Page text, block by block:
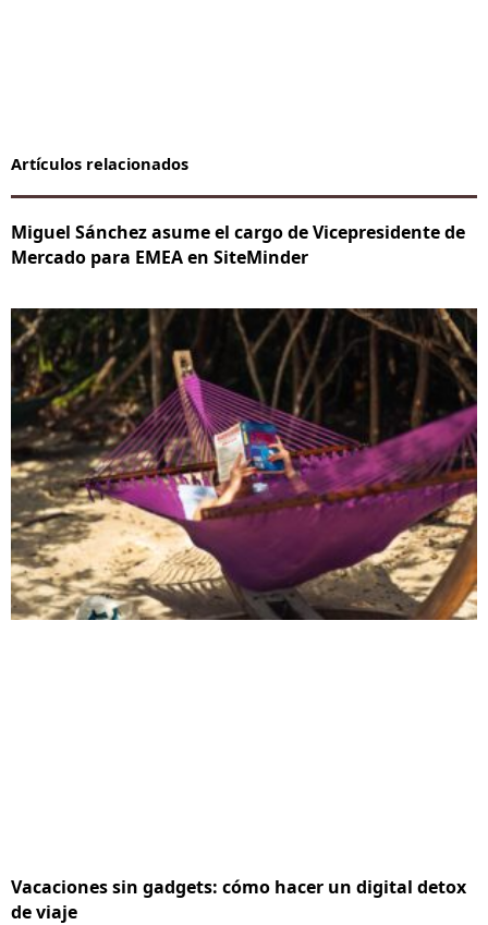
Artículos relacionados
Miguel Sánchez asume el cargo de Vicepresidente de
Mercado para EMEA en SiteMinder
Vacaciones sin gadgets: cómo hacer un digital detox
de viaje